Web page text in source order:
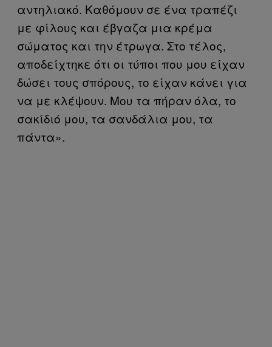
αντηλιακό. Καθόμουν σε ένα τραπέζι
με φίλους και έβγαζα μια κρέμα
σώματος και την έτρωγα. Στο τέλος,
αποδείχτηκε ότι οι τύποι που μου είχαν
δώσει τους σπόρους, το είχαν κάνει για
να με κλέψουν. Μου τα πήραν όλα, το
σακίδιό μου, τα σανδάλια μου, τα
πάντα».